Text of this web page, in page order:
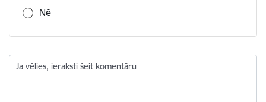
Nē
Ja vēlies, ieraksti šeit komentāru